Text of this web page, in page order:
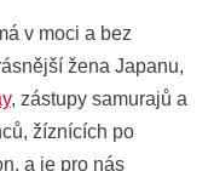
v moci a bez
žena Japanu,
, zástupy samurajů a
žíznících po
a je pro nás